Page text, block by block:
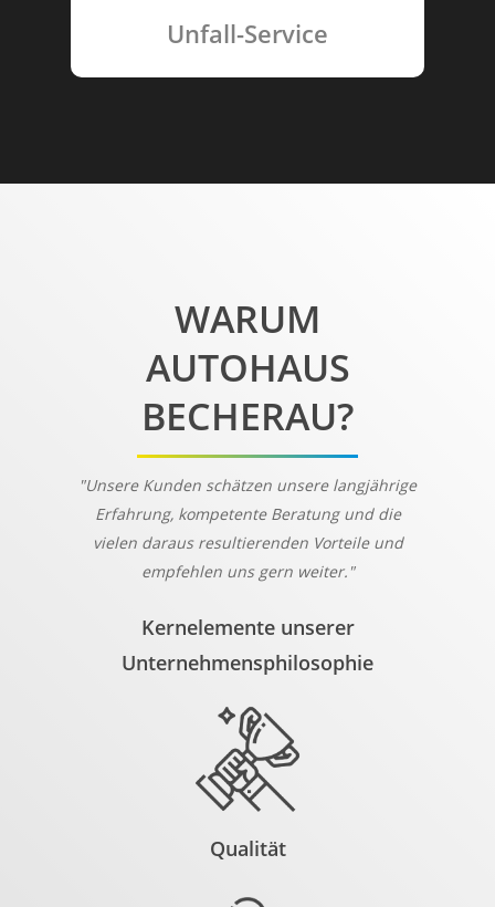
Unfall-Service
WARUM
AUTOHAUS
BECHERAU?
"Unsere Kunden schätzen unsere langjährige
Erfahrung, kompetente Beratung und die
vielen daraus resultierenden Vorteile und
empfehlen uns gern weiter."
Kernelemente unserer
Unternehmensphilosophie
Qualität